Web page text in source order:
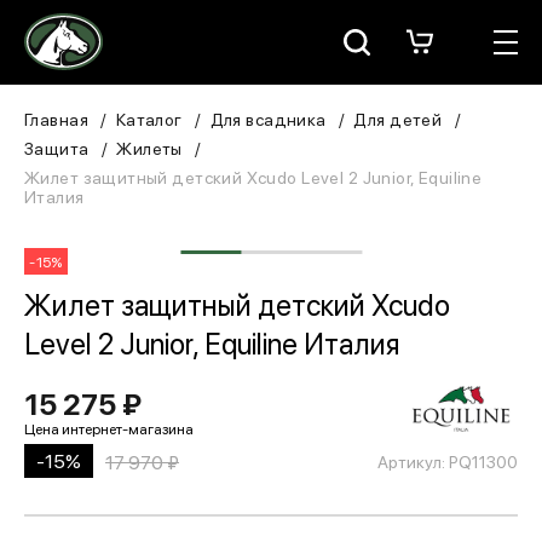
Москва
Для всадника
ЗООТОВАРЫ
Для собаки
Сувениры/Подарки
Главная Каталог Для всадника
Для детей
Защита
Жилеты
Жилет защитный детский Xcudo Level 2 Junior, Equiline
Италия
-15%
Жилет защитный детский Xcudo
Level 2 Junior, Equiline Италия
Артикул: PQ11300
15 275 ₽
-15% 17 970 ₽